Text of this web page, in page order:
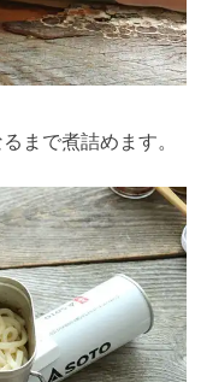
まで煮詰めます。